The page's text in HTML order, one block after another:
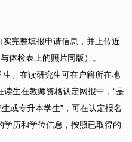
完整填报申请信息，并上传近
体检表上的照片同版）。
、在读研究生可在户籍所在地
生在教师资格认定网报中，“是
或专升本学生”，可在认定报名
历和学位信息，按照已取得的